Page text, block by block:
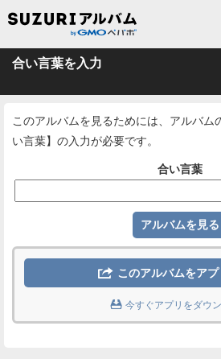
合い言葉を入力
このアルバムを見るためには、アルバム
い言葉】の入力が必要です。
合い言葉
 このアルバムをアプ
 今すぐアプリをダウ